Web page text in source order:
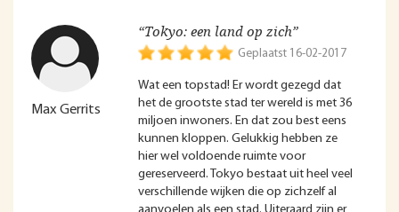
Max Gerrits
“Tokyo: een land op zich”
Geplaatst 16-02-2017
Wat een topstad! Er wordt gezegd dat
het de grootste stad ter wereld is met 36
miljoen inwoners. En dat zou best eens
kunnen kloppen. Gelukkig hebben ze
hier wel voldoende ruimte voor
gereserveerd. Tokyo bestaat uit heel veel
verschillende wijken die op zichzelf al